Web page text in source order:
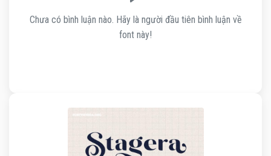
Chưa có bình luận nào. Hãy là người đầu tiên bình luận về
font này!